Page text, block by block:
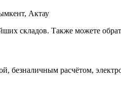
Актау
складов. Также можете
безналичным расчётом,